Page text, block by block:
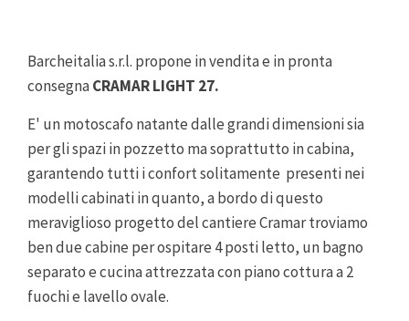
Barcheitalia s.r.l. propone in vendita e in pronta
consegnaCRAMAR LIGHT 27.
E' un motoscafo natante dalle grandi dimensioni sia
per gli spazi in pozzetto ma soprattutto in cabina,
garantendo tutti i confort solitamente presenti nei
modelli cabinati in quanto, a bordo di questo
meraviglioso progetto del cantiere Cramar troviamo
ben due cabine per ospitare 4 posti letto, un bagno
separato e cucina attrezzata con piano cottura a 2
fuochi e lavello ovale.